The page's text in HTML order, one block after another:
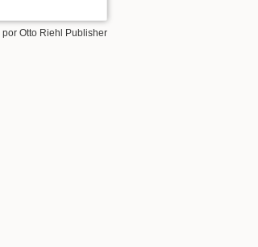
por Otto Riehl Publisher